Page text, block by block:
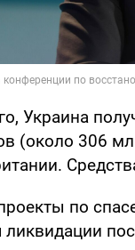
Украина
(около 306
по
ликвидации